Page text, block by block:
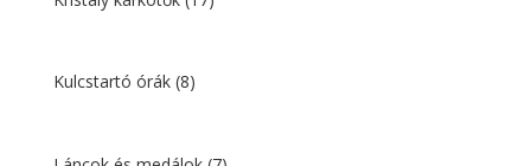
Kulcstartó órák (8)